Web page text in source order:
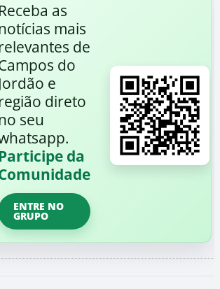
Receba as
mais
de
do
Jordão e
direto
seu
da
ENTRE NO
GRUPO